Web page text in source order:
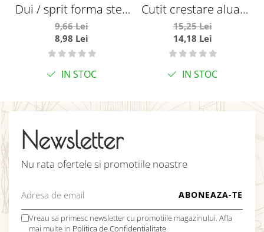
Dui / sprit forma stea
deschisa Ø7 mm
9,66 Lei
8,98 Lei
IN STOC
Cutit crestare aluat
lama fixa
15,25 Lei
14,18 Lei
IN STOC
Newsletter
Nu rata ofertele si promotiile noastre
Vreau sa primesc newsletter cu promotiile magazinului. Afla
mai multe in Politica de Confidentialitate